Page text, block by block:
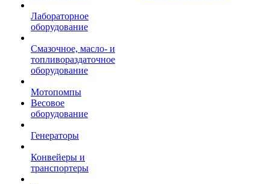
Лабораторное
оборудование
Смазочное, масло- и
топливораздаточное
оборудование
Мотопомпы
Весовое
оборудование
Генераторы
Конвейеры и
транспортеры